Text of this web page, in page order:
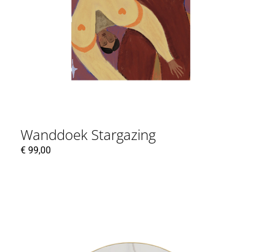
Wanddoek Stargazing
€ 99,00